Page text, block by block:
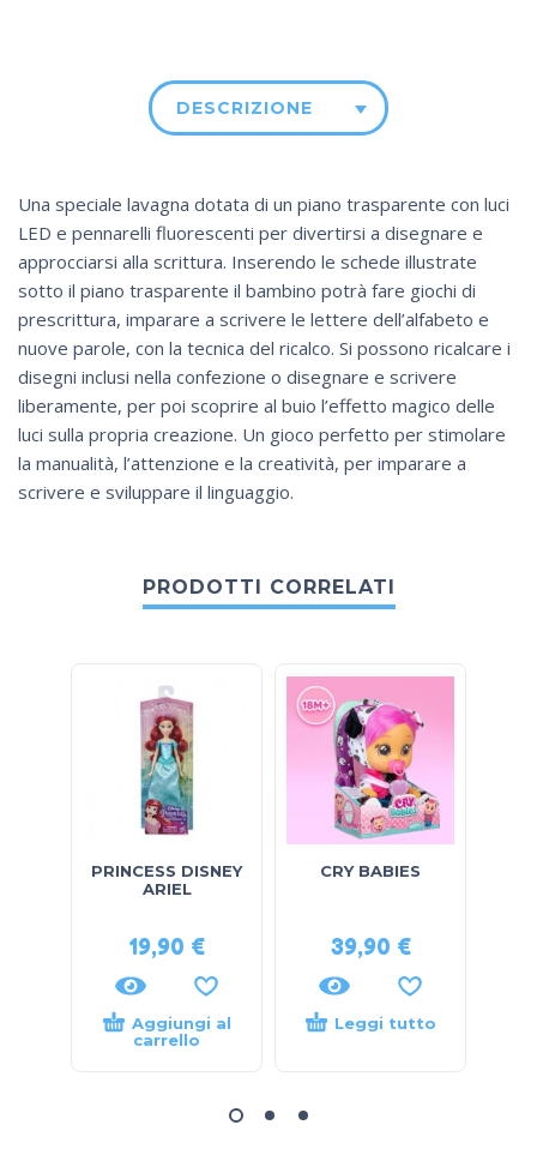
DESCRIZIONE
Una speciale lavagna dotata di un piano trasparente con luci
LED e pennarelli fluorescenti per divertirsi a disegnare e
approcciarsi alla scrittura. Inserendo le schede illustrate
sotto il piano trasparente il bambino potrà fare giochi di
prescrittura, imparare a scrivere le lettere dell’alfabeto e
nuove parole, con la tecnica del ricalco. Si possono ricalcare i
disegni inclusi nella confezione o disegnare e scrivere
liberamente, per poi scoprire al buio l’effetto magico delle
luci sulla propria creazione. Un gioco perfetto per stimolare
la manualità, l’attenzione e la creatività, per imparare a
scrivere e sviluppare il linguaggio.
PRODOTTI CORRELATI
PRINCESS DISNEY
ARIEL
19,90 €
Aggiungi al
carrello
CRY BABIES
39,90 €
Leggi tutto